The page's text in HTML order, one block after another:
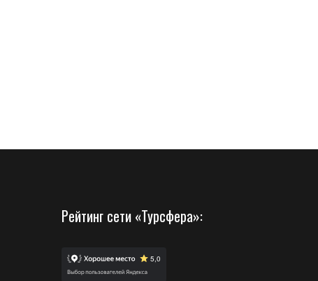
Рейтинг сети «Турсфера»: